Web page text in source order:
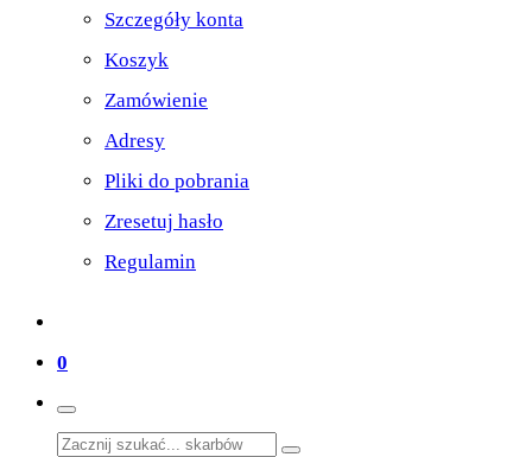
Szczegóły konta
Koszyk
Zamówienie
Adresy
Pliki do pobrania
Zresetuj hasło
Regulamin
0
Search